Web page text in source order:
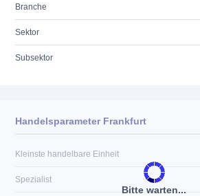
Branche
Sektor
Subsektor
Bitte warten...
Handelsparameter Frankfurt
Kleinste handelbare Einheit
Spezialist